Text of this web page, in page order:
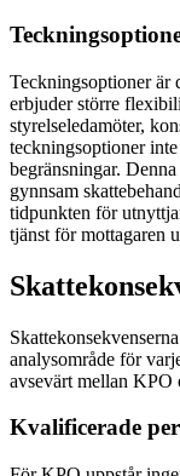
Teckningsoptioner är
erbjuder större
styrelseledamöter,
teckningsoptioner
begränsningar.
gynnsam
tidpunkten för
tjänst för mottagaren
analysområde för
avsevärt mellan KPO
Kvalificerade